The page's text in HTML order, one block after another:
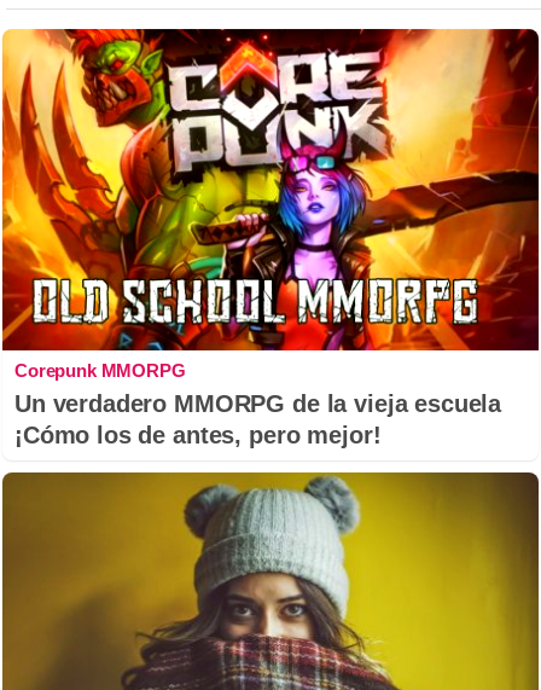
Corepunk MMORPG
Un verdadero MMORPG de la vieja escuela
¡Cómo los de antes, pero mejor!